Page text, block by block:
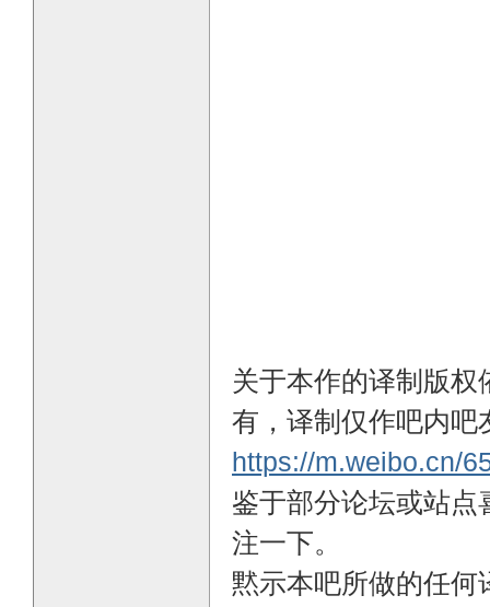
关于本作的译制版
有，译制仅作吧内吧
https://m.weibo.cn/
鉴于部分论坛或站点
注一下。
黙示本吧所做的任何